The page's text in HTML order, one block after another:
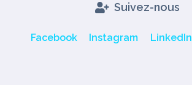
Suivez-nous
Facebook Instagram LinkedIn